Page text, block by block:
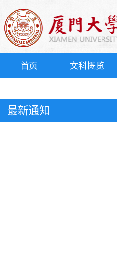
首页 文科概览
最新通知